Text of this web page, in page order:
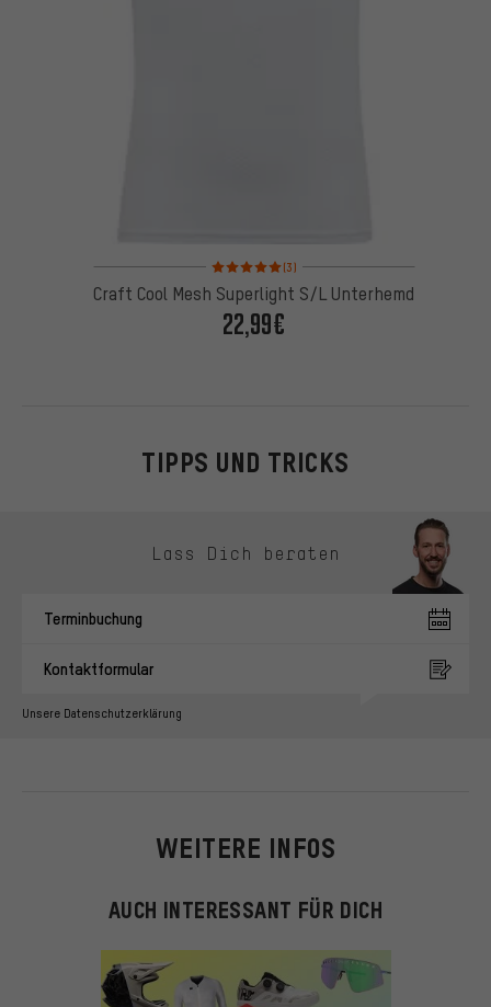
Bewertungen: 5 von 5 basierend auf 3
(3)
Craft Cool Mesh Superlight S/L Unterhemd
22,99€
TIPPS UND TRICKS
Lass Dich beraten
Terminbuchung
Kontaktformular
Unsere Datenschutzerklärung
WEITERE INFOS
AUCH INTERESSANT FÜR DICH